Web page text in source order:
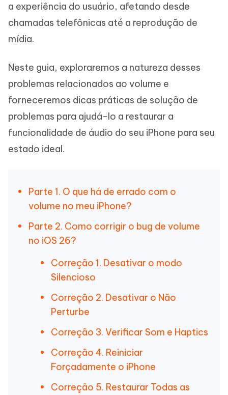
a experiência do usuário, afetando desde
chamadas telefônicas até a reprodução de
mídia.
Neste guia, exploraremos a natureza desses
problemas relacionados ao volume e
forneceremos dicas práticas de solução de
problemas para ajudá-lo a restaurar a
funcionalidade de áudio do seu iPhone para seu
estado ideal.
Parte 1. O que há de errado com o
volume no meu iPhone?
Parte 2. Como corrigir o bug de volume
no iOS 26?
Correção 1. Desativar o modo
Silencioso
Correção 2. Desativar o Não
Perturbe
Correção 3. Verificar Som e Haptics
Correção 4. Reiniciar
Forçadamente o iPhone
Correção 5. Restaurar Todas as